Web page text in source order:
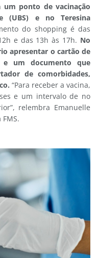
um ponto de vacinação
(UBS) e no Teresina
do shopping é das
e das 13h às 17h. No
apresentar o cartão de
e um documento que
de comorbidades,
“Para receber a vacina,
e um intervalo de no
relembra Emanuelle